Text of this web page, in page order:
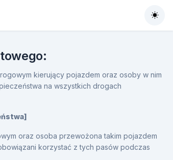
kierujący pojazdem oraz osoby w nim
na wszystkich drogach
oraz osoba przewożona takim pojazdem
korzystać z tych pasów podczas